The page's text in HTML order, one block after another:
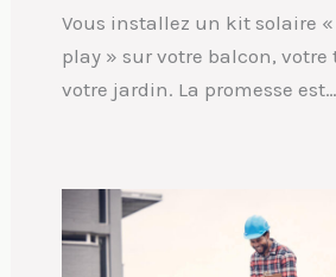
Vous installez un kit solaire
play » sur votre balcon, votre
votre jardin. La promesse est…